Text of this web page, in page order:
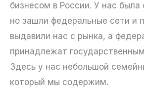
бизнесом в России. У нас была
но зашли федеральные сети и
выдавили нас с рынка, а
принадлежат
Здесь у нас небольшой
который мы содержим.